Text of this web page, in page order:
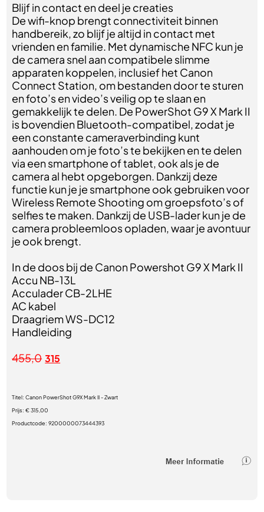
Blijf in contact en deel je creaties
De wifi-knop brengt connectiviteit binnen
handbereik, zo blijf je altijd in contact met
vrienden en familie. Met dynamische NFC kun je
de camera snel aan compatibele slimme
apparaten koppelen, inclusief het Canon
Connect Station, om bestanden door te sturen
en foto’s en video’s veilig op te slaan en
gemakkelijk te delen. De PowerShot G9 X Mark II
is bovendien Bluetooth-compatibel, zodat je
een constante cameraverbinding kunt
aanhouden om je foto’s te bekijken en te delen
via een smartphone of tablet, ook als je de
camera al hebt opgeborgen. Dankzij deze
functie kun je je smartphone ook gebruiken voor
Wireless Remote Shooting om groepsfoto’s of
selfies te maken. Dankzij de USB-lader kun je de
camera probleemloos opladen, waar je avontuur
je ook brengt.
In de doos bij de Canon Powershot G9 X Mark II
Accu NB-13L
Acculader CB-2LHE
AC kabel
Draagriem WS-DC12
Handleiding
455,0 315
Titel:Canon PowerShot G9X Mark II - Zwart
Prijs:€ 315,00
Productcode:9200000073444393